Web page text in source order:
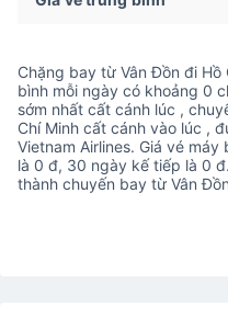
Chặng bay từ Vân Đồn đi
bình mỗi ngày có khoảng 0
sớm nhất cất cánh lúc ,
Chí Minh cất cánh vào lúc ,
Vietnam Airlines. Giá vé
là 0 đ, 30 ngày kế tiếp là 0
thành chuyến bay từ Vân